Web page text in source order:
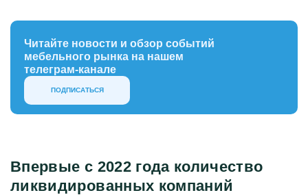
Читайте новости и обзор событий
мебельного рынка на нашем
телеграм-канале
ПОДПИСАТЬСЯ
Впервые с 2022 года количество
ликвидированных компаний